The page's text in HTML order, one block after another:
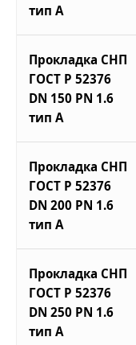
тип A
Прокладка СНП
ГОСТ Р 52376
DN 150 PN 1.6
тип A
Прокладка СНП
ГОСТ Р 52376
DN 200 PN 1.6
тип A
Прокладка СНП
ГОСТ Р 52376
DN 250 PN 1.6
тип A